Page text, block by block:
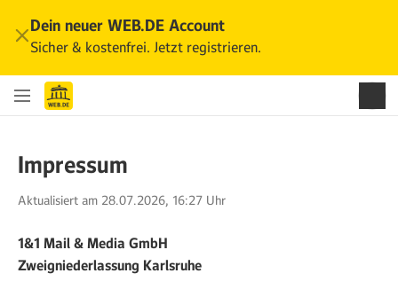
Dein neuer WEB.DE Account
Sicher & kostenfrei. Jetzt registrieren.
Impressum
Aktualisiert am 28.07.2026, 16:27 Uhr
1&1 Mail & Media GmbH
Zweigniederlassung Karlsruhe